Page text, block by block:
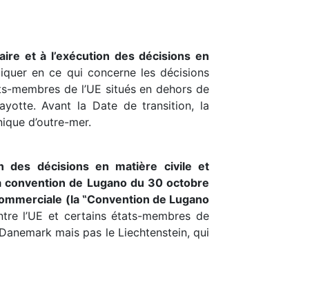
et à l’exécution des décisions en
en ce qui concerne les décisions
membres de l’UE situés en dehors de
Avant la Date de transition, la
d’outre-mer.
des décisions en matière civile et
convention de Lugano du 30 octobre
(la ‟Convention de Lugano
l’UE et certains états-membres de
mais pas le Liechtenstein, qui